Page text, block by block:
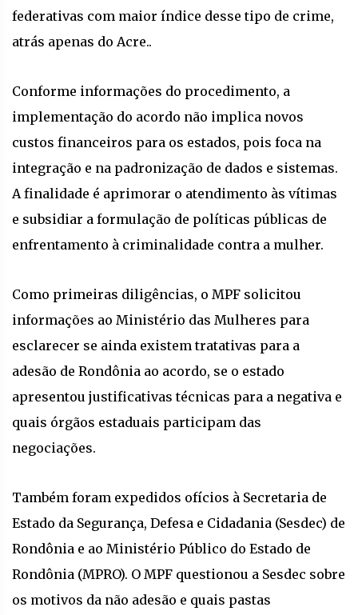
federativas com maior índice desse tipo de crime,
atrás apenas do Acre..
Conforme informações do procedimento, a
implementação do acordo não implica novos
custos financeiros para os estados, pois foca na
integração e na padronização de dados e sistemas.
A finalidade é aprimorar o atendimento às vítimas
e subsidiar a formulação de políticas públicas de
enfrentamento à criminalidade contra a mulher.
Como primeiras diligências, o MPF solicitou
informações ao Ministério das Mulheres para
esclarecer se ainda existem tratativas para a
adesão de Rondônia ao acordo, se o estado
apresentou justificativas técnicas para a negativa e
quais órgãos estaduais participam das
negociações.
Também foram expedidos ofícios à Secretaria de
Estado da Segurança, Defesa e Cidadania (Sesdec) de
Rondônia e ao Ministério Público do Estado de
Rondônia (MPRO). O MPF questionou a Sesdec sobre
os motivos da não adesão e quais pastas